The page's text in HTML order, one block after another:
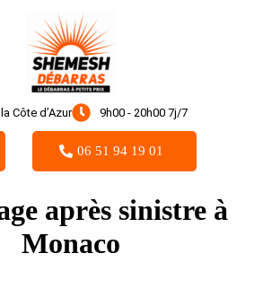
Côte d’Azur 9h00 - 20h00 7j/7
06 51 94 19 01
après sinistre à
Monaco